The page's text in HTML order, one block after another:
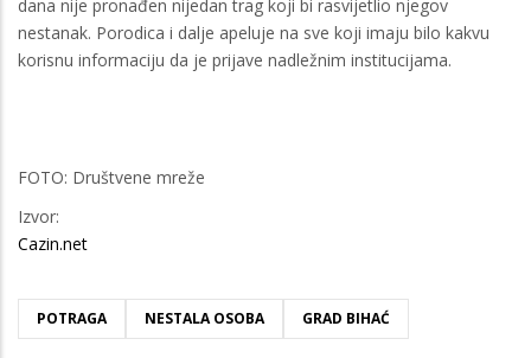
dana nije pronađen nijedan trag koji bi rasvijetlio njegov
nestanak. Porodica i dalje apeluje na sve koji imaju bilo kakvu
korisnu informaciju da je prijave nadležnim institucijama.
FOTO: Društvene mreže
Izvor:
Cazin.net
POTRAGA NESTALA OSOBA GRAD BIHAĆ